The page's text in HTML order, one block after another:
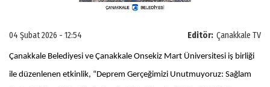
Editör: Çanakkale TV
04 Şubat 2026 - 12:54
Çanakkale Belediyesi ve Çanakkale Onsekiz Mart Üniversitesi iş birliği
ile düzenlenen etkinlik, “Deprem Gerçeğimizi Unutmuyoruz: Sağlam